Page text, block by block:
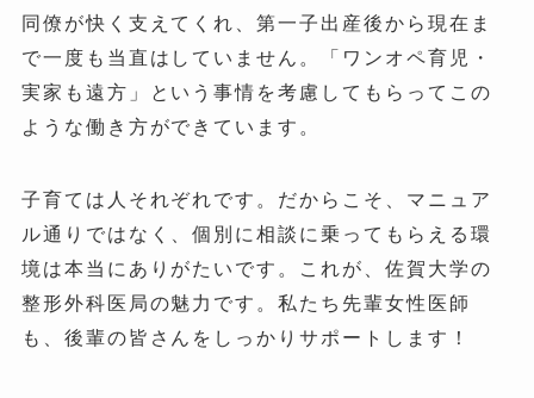
同僚が快く支えてくれ、第一子出産後から現在ま
で一度も当直はしていません。「ワンオペ育児・
実家も遠方」という事情を考慮してもらってこの
ような働き方ができています。
子育ては人それぞれです。だからこそ、マニュア
ル通りではなく、個別に相談に乗ってもらえる環
境は本当にありがたいです。これが、佐賀大学の
整形外科医局の魅力です。私たち先輩女性医師
も、後輩の皆さんをしっかりサポートします！